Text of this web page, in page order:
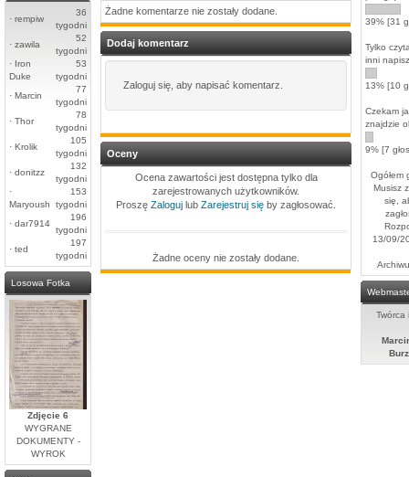
· rempiw
36
tygodni
· zawila
52
tygodni
· Iron
Duke
53
tygodni
· Marcin
77
tygodni
· Thor
78
tygodni
· Krolik
105
tygodni
· donitzz
132
tygodni
·
Maryoush
153
tygodni
· dar7914
196
tygodni
· ted
197
tygodni
Losowa Fotka
Zdjęcie 6
WYGRANE
DOKUMENTY -
WYROK
Żadne komentarze nie zostały dodane.
Dodaj komentarz
Zaloguj się, aby napisać komentarz.
Oceny
Ocena zawartości jest dostępna tylko dla
zarejestrowanych użytkowników.
Proszę Zaloguj lub Zarejestruj się by zagłosować.
Żadne oceny nie zostały dodane.
39% [31
Tylko
inni
13% [10
Czekam
znajdzie
9% [7
Ogółem
Musisz
się,
13/09/
Twórca